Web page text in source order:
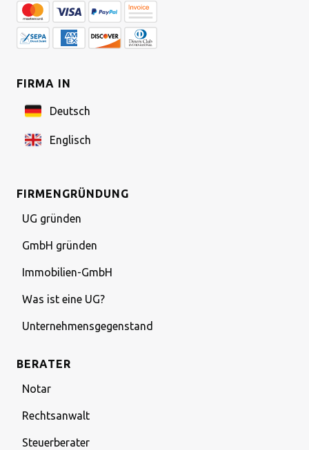
FIRMA IN
Deutsch
Englisch
FIRMENGRÜNDUNG
UG gründen
GmbH gründen
Immobilien-GmbH
Was ist eine UG?
Unternehmensgegenstand
BERATER
Notar
Rechtsanwalt
Steuerberater